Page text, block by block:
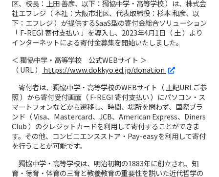
区、校長：上田 善彦、以下：獨協中学・高等学校 ）は、株式会
社エフレジ（ 本社：大阪市北区、代表取締役：杉本 和彦、以
下：エフレジ ）が提供するSaaS型の寄付金総合ソリューション
「 F-REGI 寄付支払い 」を導入し、2023年4月1日（ 土 ）より
インターネットによる寄付金募集を開始いたしました。
＜ 獨協中学・高等学校 公式WEBサイト ＞
（ URL ）
https://www.dokkyo.ed.jp/donation
寄付者は、獨協中学・高等学校のWEBサイト（ 上記URLご参
照 ）から寄付受付画面（ F-REGI 寄付支払い ）にパソコン・ス
マートフォンなどから遷移し、時間、場所を問わず、国際ブラ
ンド（ Visa、Mastercard、JCB、American Express、Diners
Club ）のクレジットカードを利用して寄付することができま
す。その他、コンビニエンスストア・Pay-easyを利用して寄付
を行うことが可能です。
獨協中学・高等学校は、明治初期の1883年に創立され、知
育・徳育・体育の三育と教養教育の重要性を説いた近代哲学の